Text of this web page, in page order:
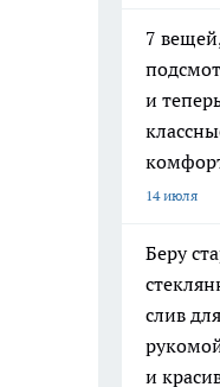
7
и
14 июля
Беру
слив
и